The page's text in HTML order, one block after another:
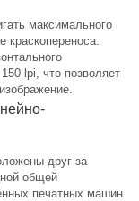
максимального
краскопереноса.
lpi, что позволяет
друг за
общей
печатных машин